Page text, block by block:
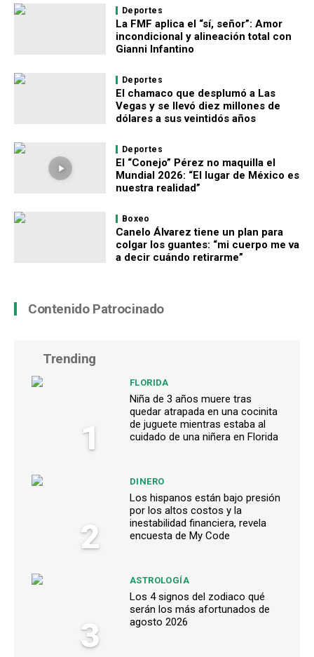
Deportes
La FMF aplica el “sí, señor”: Amor
incondicional y alineación total con
Gianni Infantino
Deportes
El chamaco que desplumó a Las
Vegas y se llevó diez millones de
dólares a sus veintidós años
Deportes
El “Conejo” Pérez no maquilla el
Mundial 2026: “El lugar de México es
nuestra realidad”
Boxeo
Canelo Álvarez tiene un plan para
colgar los guantes: “mi cuerpo me va
a decir cuándo retirarme”
Contenido Patrocinado
Trending
1
FLORIDA
Niña de 3 años muere tras
quedar atrapada en una cocinita
de juguete mientras estaba al
cuidado de una niñera en Florida
2
DINERO
Los hispanos están bajo presión
por los altos costos y la
inestabilidad financiera, revela
encuesta de My Code
3
ASTROLOGÍA
Los 4 signos del zodiaco qué
serán los más afortunados de
agosto 2026